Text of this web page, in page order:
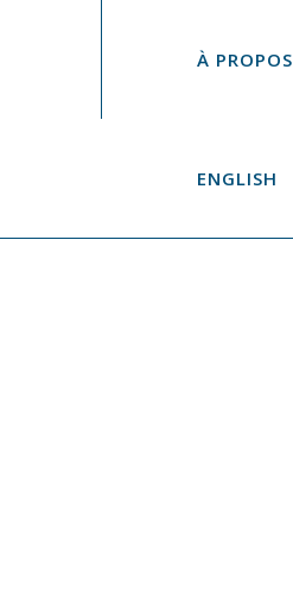
À PROPOS
ENGLISH